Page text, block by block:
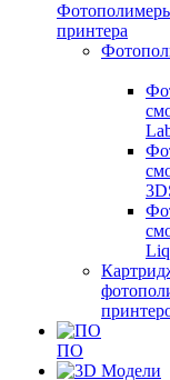
принтера
ПО